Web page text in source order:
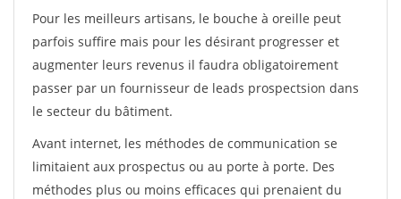
Pour les meilleurs artisans, le bouche à oreille peut
parfois suffire mais pour les désirant progresser et
augmenter leurs revenus il faudra obligatoirement
passer par un fournisseur de leads prospectsion dans
le secteur du bâtiment.
Avant internet, les méthodes de communication se
limitaient aux prospectus ou au porte à porte. Des
méthodes plus ou moins efficaces qui prenaient du